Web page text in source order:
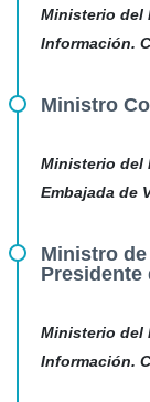
Ministerio del
Información.
Ministro
Ministerio del
Embajada de
Ministro
Presidente
Ministerio del
Información.